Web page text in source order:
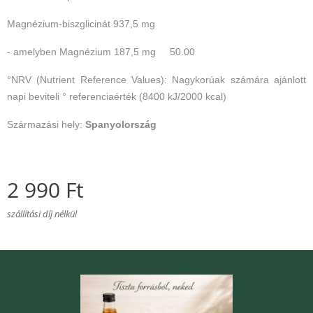
Magnézium-biszglicinát 937,5 mg
- amelyben Magnézium 187,5 mg 50.00
°NRV (Nutrient Reference Values): Nagykorúak számára ajánlott
napi beviteli ° referenciaérték (8400 kJ/2000 kcal)
Származási hely: Spanyolország
2 990 Ft
szállítási díj nélkül